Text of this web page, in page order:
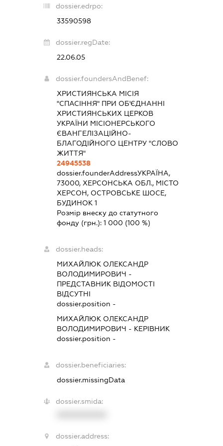
dossier.edrpo:
33590598
dossier.regDate:
22.06.05
dossier.foundersAndBenef:
ХРИСТИЯНСЬКА МІСІЯ
"СПАСІННЯ" ПРИ ОБ'ЄДНАННІ
ХРИСТИЯНСЬКИХ ЦЕРКОВ
УКРАЇНИ МІСІОНЕРСЬКОГО
ЄВАНГЕЛІЗАЦІЙНО-
БЛАГОДІЙНОГО ЦЕНТРУ "СЛОВО
ЖИТТЯ"
24945538
dossier.founderAddressУКРАЇНА,
73000, ХЕРСОНСЬКА ОБЛ., МІСТО
ХЕРСОН, ОСТРОВСЬКЕ ШОСЕ,
БУДИНОК 1
Розмір внеску до статутного
фонду (грн.): 1 000 (100 %)
dossier.heads:
МИХАЙЛЮК ОЛЕКСАНДР
ВОЛОДИМИРОВИЧ -
ПРЕДСТАВНИК ВІДОМОСТІ
ВІДСУТНІ
dossier.position -
МИХАЙЛЮК ОЛЕКСАНДР
ВОЛОДИМИРОВИЧ - КЕРІВНИК
dossier.position -
dossier.beneficiaries:
dossier.missingData
dossier.smida:
dossier.address: